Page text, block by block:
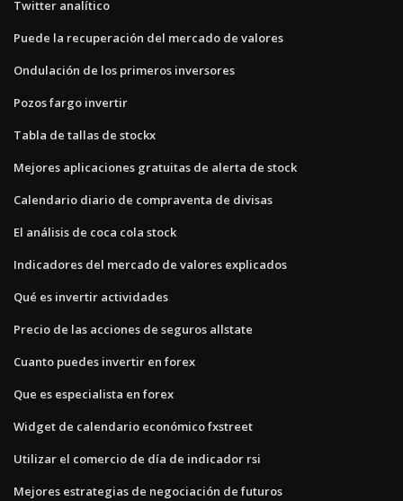
Twitter analítico
Puede la recuperación del mercado de valores
Ondulación de los primeros inversores
Pozos fargo invertir
Tabla de tallas de stockx
Mejores aplicaciones gratuitas de alerta de stock
Calendario diario de compraventa de divisas
El análisis de coca cola stock
Indicadores del mercado de valores explicados
Qué es invertir actividades
Precio de las acciones de seguros allstate
Cuanto puedes invertir en forex
Que es especialista en forex
Widget de calendario económico fxstreet
Utilizar el comercio de día de indicador rsi
Mejores estrategias de negociación de futuros